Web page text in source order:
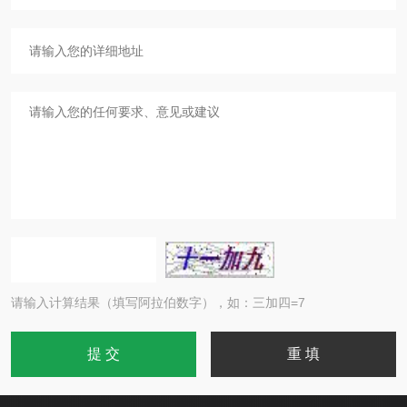
请输入计算结果（填写阿拉伯数字），如：三加四=7